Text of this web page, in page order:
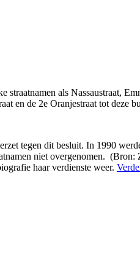
als Nassaustraat,
en de 2e Oranjestraat tot deze
tegen dit besluit. In 1990
niet overgenomen.
haar verdienste weer.